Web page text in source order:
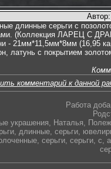
длинные серьги с
(Коллекция ЛАРЕЦ С
- 21мм*11,5мм*8мм (16,95
латунь с покрытием
комментарий к данной
Работа
украшения, Наталья,
, длинные, серьги,
, серьги, серьги, с,